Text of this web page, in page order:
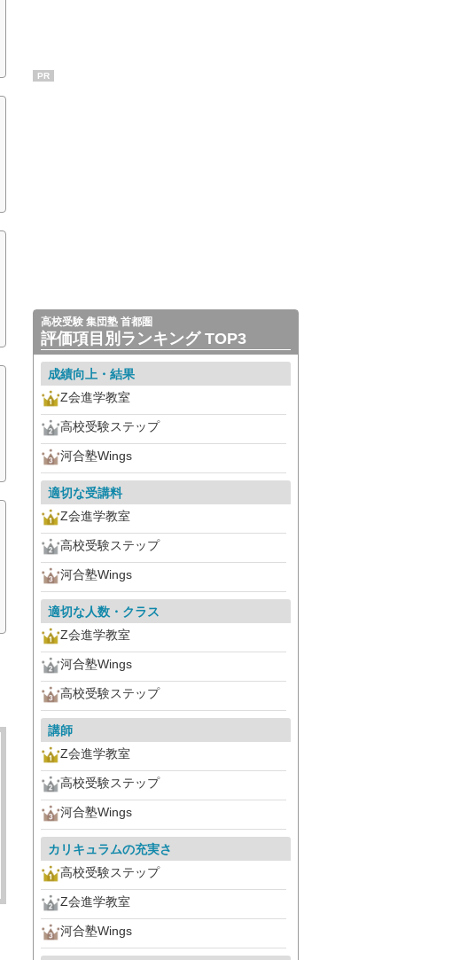
PR
高校受験 集団塾 首都圏
評価項目別ランキング TOP3
成績向上・結果
Z会進学教室
高校受験ステップ
河合塾Wings
適切な受講料
Z会進学教室
高校受験ステップ
河合塾Wings
適切な人数・クラス
Z会進学教室
河合塾Wings
高校受験ステップ
講師
Z会進学教室
高校受験ステップ
河合塾Wings
カリキュラムの充実さ
高校受験ステップ
Z会進学教室
河合塾Wings